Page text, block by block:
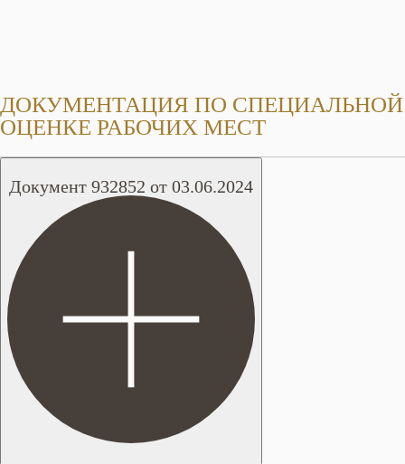
ДОКУМЕНТАЦИЯ ПО СПЕЦИАЛЬНОЙ
ОЦЕНКЕ РАБОЧИХ МЕСТ
Документ 932852 от 03.06.2024